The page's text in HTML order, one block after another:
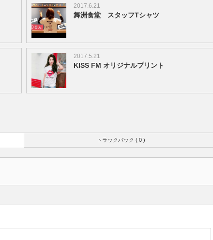
2017.6.21
舞洲食堂 スタッフTシャツ
2017.5.21
KISS FM オリジナルプリント
トラックバック ( 0 )